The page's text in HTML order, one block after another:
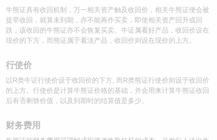
牛熊证具有收回机制，万一相关资产触及收回价，相关牛熊证便会被
提早收回，就算未到期，亦不能再作买卖，即使相关资产回升或回
跌，该收回的牛熊证亦不会恢复买卖。牛证属看好产品，收回价设在
现价的下方，而熊证属于看淡产品，收回价则设在现价的上方。
行使价
以R类牛证行使价设于收回价的下方, 而R类熊证行使价则设于收回价
的上方。行使价是计算牛熊证价格的基础，并会用来计算牛熊证收回
后有否剩馀价值，以及到期时的结算值是多少。
财务费用